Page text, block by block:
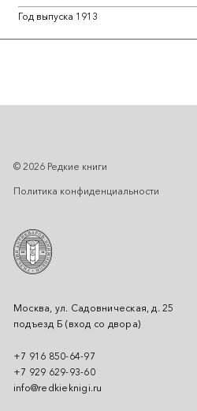
Год выпуска 1913
Москва, ул. Садовническая, д. 25
подъезд Б (вход со двора)
+7 916 850-64-97
+7 929 629-93-60
info@redkieknigi.ru
© 2026 Редкие книги
Политика конфиденциальности